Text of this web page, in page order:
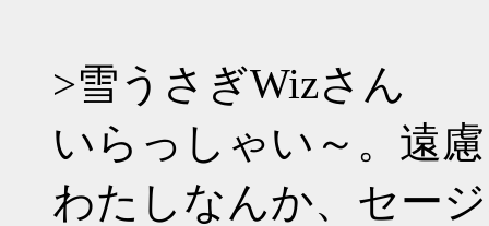
>雪うさぎWizさん
いらっしゃい～。遠
わたしなんか、セー